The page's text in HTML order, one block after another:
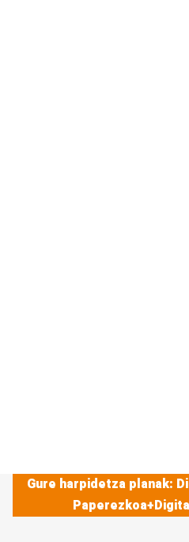
Gure harpidetza planak: